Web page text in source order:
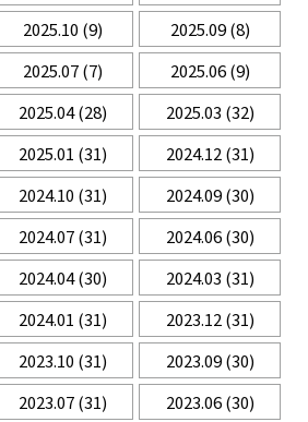
2025.10 (9) 2025.09(8)
2025.07(7) 2025.06(9)
2025.04(28) 2025.03 (32)
2025.01 (31) 2024.12(31)
2024.10 (31) 2024.09(30)
2024.07(31) 2024.06(30)
2024.04(30) 2024.03 (31)
2024.01 (31) 2023.12(31)
2023.10 (31) 2023.09(30)
2023.07(31) 2023.06(30)